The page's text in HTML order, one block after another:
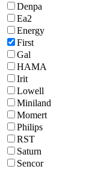
Denpa
Ea2
Energy
First
Gal
HAMA
Irit
Lowell
Miniland
Momert
Philips
RST
Saturn
Sencor